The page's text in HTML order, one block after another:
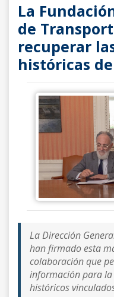
La
de
recuperar
históricas
La Dirección
han firmado esta
colaboración que
información para la
históricos